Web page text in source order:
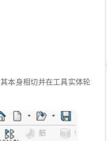
本身相切并在工具实体轮